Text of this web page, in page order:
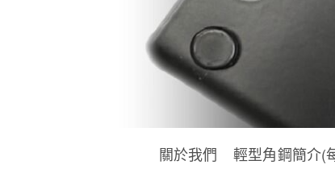
關於我們 輕型角鋼簡介(